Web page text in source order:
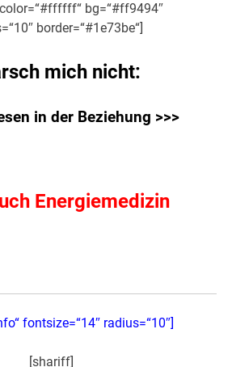
bg=“#ff9494″
border=“#1e73be“]
mich nicht:
in der Beziehung >>>
Energiemedizin
fontsize=“14″ radius=“10″]
[shariff]